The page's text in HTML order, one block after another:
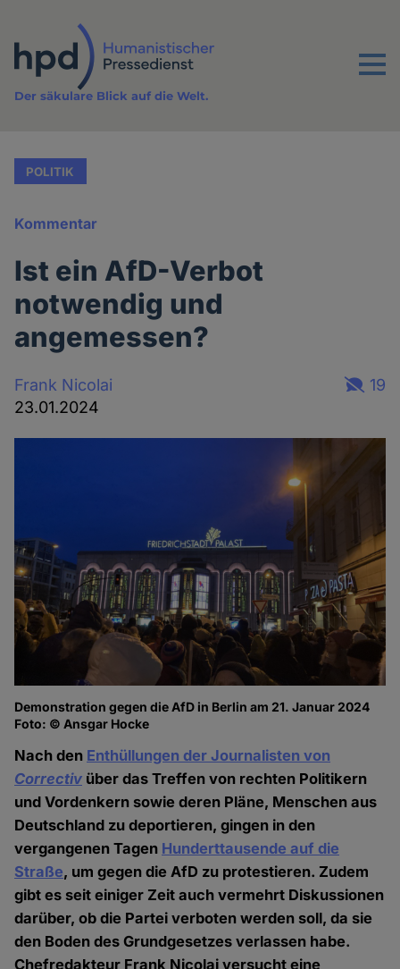
Inhalt
Menu
Der säkulare Blick auf die Welt.
POLITIK
Kommentar
Ist ein AfD-Verbot
notwendig und
angemessen?
Frank Nicolai
23.01.2024
19
Demonstration gegen die AfD in Berlin am 21. Januar 2024
Foto: © Ansgar Hocke
Nach den Enthüllungen der Journalisten von
Correctiv über das Treffen von rechten Politikern
und Vordenkern sowie deren Pläne, Menschen aus
Deutschland zu deportieren, gingen in den
vergangenen Tagen Hunderttausende auf die
Straße, um gegen die AfD zu protestieren. Zudem
gibt es seit einiger Zeit auch vermehrt Diskussionen
darüber, ob die Partei verboten werden soll, da sie
den Boden des Grundgesetzes verlassen habe.
Chefredakteur Frank Nicolai versucht eine